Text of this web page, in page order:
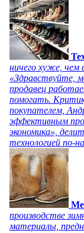
ничего хуже, чем
«Здравствуйте,
продавец
помогать.
покупателем,
эффективным
экономика»,
технологией по-
производстве
материалы,